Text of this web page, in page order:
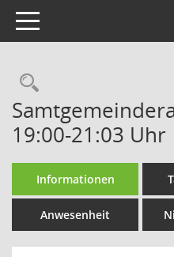
Toggle navigation
19:00-21:03 Uhr
Informationen
Anwesenheit